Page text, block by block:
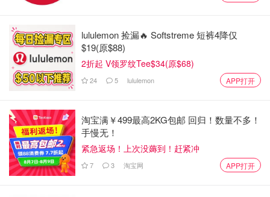
Pinterest
lululemon 捡漏🔥 Softstreme 短裤4降仅
$19(原$88)
2折起 V领罗纹Tee$34(原$68)
24 5 lululemon APP打开
淘宝满￥499最高2KG包邮 回归！数量不多！
手慢无！
紧急返场！上次没薅到！赶紧冲
7 3 淘宝网 APP打开